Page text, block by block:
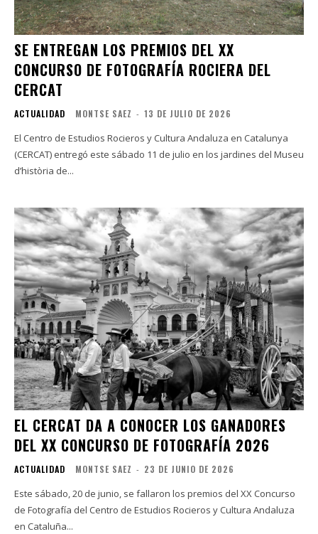
SE ENTREGAN LOS PREMIOS DEL XX
CONCURSO DE FOTOGRAFÍA ROCIERA DEL
CERCAT
ACTUALIDAD MONTSE SAEZ - 13 DE JULIO DE 2026
El Centro de Estudios Rocieros y Cultura Andaluza en Catalunya
(CERCAT) entregó este sábado 11 de julio en los jardines del Museu
d’història de...
EL CERCAT DA A CONOCER LOS GANADORES
DEL XX CONCURSO DE FOTOGRAFÍA 2026
ACTUALIDAD MONTSE SAEZ - 23 DE JUNIO DE 2026
Este sábado, 20 de junio, se fallaron los premios del XX Concurso
de Fotografía del Centro de Estudios Rocieros y Cultura Andaluza
en Cataluña...